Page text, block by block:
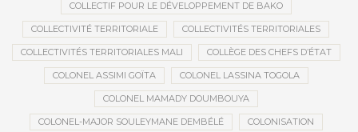
COLLECTIF POUR LE DÉVELOPPEMENT DE BAKO
COLLECTIVITÉ TERRITORIALE COLLECTIVITÉS TERRITORIALES
COLLECTIVITÉS TERRITORIALES MALI COLLÈGE DES CHEFS D’ÉTAT
COLONEL ASSIMI GOÏTA COLONEL LASSINA TOGOLA
COLONEL MAMADY DOUMBOUYA
COLONEL-MAJOR SOULEYMANE DEMBÉLÉ COLONISATION